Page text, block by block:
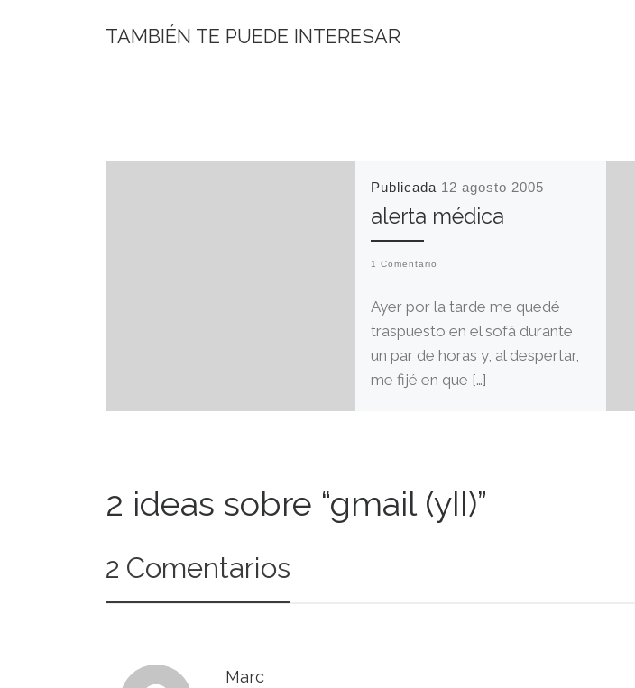
TAMBIÉN TE PUEDE INTERESAR
Publicada 12 agosto 2005
alerta médica
1 Comentario
Ayer por la tarde me quedé
traspuesto en el sofá durante
un par de horas y, al despertar,
me fijé en que […]
2 ideas sobre “gmail (yII)”
2 Comentarios
Marc